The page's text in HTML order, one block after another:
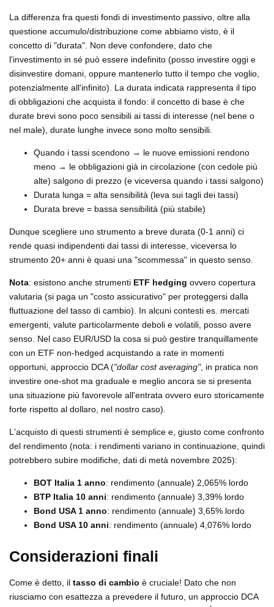
La differenza fra questi fondi di investimento passivo, oltre alla
questione accumulo/distribuzione come abbiamo visto, è il
concetto di "durata". Non deve confondere, dato che
l'investimento in sé può essere indefinito (posso investire oggi e
disinvestire domani, oppure mantenerlo tutto il tempo che voglio,
potenzialmente all'infinito). La durata indicata rappresenta il tipo
di obbligazioni che acquista il fondo: il concetto di base è che
durate brevi sono poco sensibili ai tassi di interesse (nel bene o
nel male), durate lunghe invece sono molto sensibili.
Quando i tassi scendono → le nuove emissioni rendono
meno → le obbligazioni già in circolazione (con cedole più
alte) salgono di prezzo (e viceversa quando i tassi salgono)
Durata lunga = alta sensibilità (leva sui tagli dei tassi)
Durata breve = bassa sensibilità (più stabile)
Dunque scegliere uno strumento a breve durata (0-1 anni) ci
rende quasi indipendenti dai tassi di interesse, viceversa lo
strumento 20+ anni è quasi una "scommessa" in questo senso.
Nota: esistono anche strumenti ETF hedging ovvero copertura
valutaria (si paga un "costo assicurativo" per proteggersi dalla
fluttuazione del tasso di cambio). In alcuni contesti es. mercati
emergenti, valute particolarmente deboli e volatili, posso avere
senso. Nel caso EUR/USD la cosa si può gestire tranquillamente
con un ETF non-hedged acquistando a rate in momenti
opportuni, approccio DCA ("dollar cost averaging", in pratica non
investire one-shot ma graduale e meglio ancora se si presenta
una situazione più favorevole all'entrata ovvero euro storicamente
forte rispetto al dollaro, nel nostro caso).
L'acquisto di questi strumenti è semplice e, giusto come confronto
del rendimento (nota: i rendimenti variano in continuazione, quindi
potrebbero subire modifiche, dati di metà novembre 2025):
BOT Italia 1 anno: rendimento (annuale) 2,065% lordo
BTP Italia 10 anni: rendimento (annuale) 3,39% lordo
Bond USA 1 anno: rendimento (annuale) 3,65% lordo
Bond USA 10 anni: rendimento (annuale) 4,076% lordo
Considerazioni finali
Come è detto, il tasso di cambio è cruciale! Dato che non
riusciamo con esattezza a prevedere il futuro, un approccio DCA